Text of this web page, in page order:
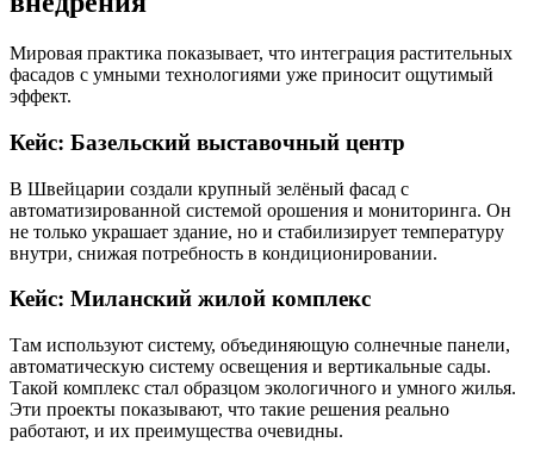
Мировая практика показывает, что интеграция растительных
фасадов с умными технологиями уже приносит ощутимый
эффект.
Кейс: Базельский выставочный центр
В Швейцарии создали крупный зелёный фасад с
автоматизированной системой орошения и мониторинга. Он
не только украшает здание, но и стабилизирует температуру
внутри, снижая потребность в кондиционировании.
Кейс: Миланский жилой комплекс
Там используют систему, объединяющую солнечные панели,
автоматическую систему освещения и вертикальные сады.
Такой комплекс стал образцом экологичного и умного жилья.
Эти проекты показывают, что такие решения реально
работают, и их преимущества очевидны.